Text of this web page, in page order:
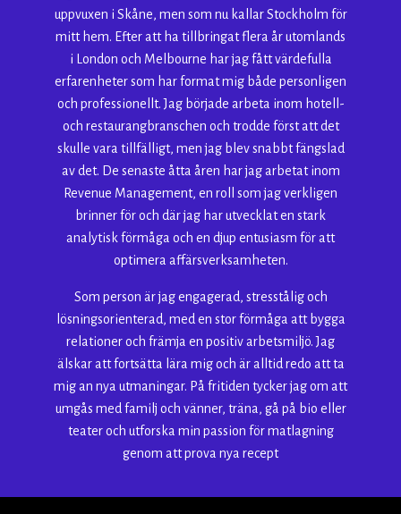
uppvuxen i Skåne, men som nu kallar Stockholm för
mitt hem. Efter att ha tillbringat flera år utomlands
i London och Melbourne har jag fått värdefulla
erfarenheter som har format mig både personligen
och professionellt. Jag började arbeta inom hotell-
och restaurangbranschen och trodde först att det
skulle vara tillfälligt, men jag blev snabbt fängslad
av det. De senaste åtta åren har jag arbetat inom
Revenue Management, en roll som jag verkligen
brinner för och där jag har utvecklat en stark
analytisk förmåga och en djup entusiasm för att
optimera affärsverksamheten.
Som person är jag engagerad, stresstålig och
lösningsorienterad, med en stor förmåga att bygga
relationer och främja en positiv arbetsmiljö. Jag
älskar att fortsätta lära mig och är alltid redo att ta
mig an nya utmaningar. På fritiden tycker jag om att
umgås med familj och vänner, träna, gå på bio eller
teater och utforska min passion för matlagning
genom att prova nya recept